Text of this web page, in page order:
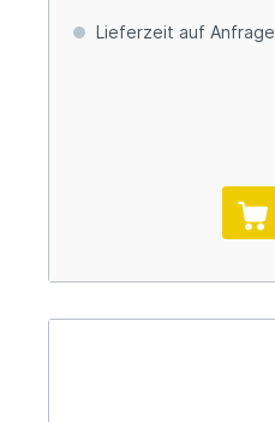
Lieferzeit auf Anfrage